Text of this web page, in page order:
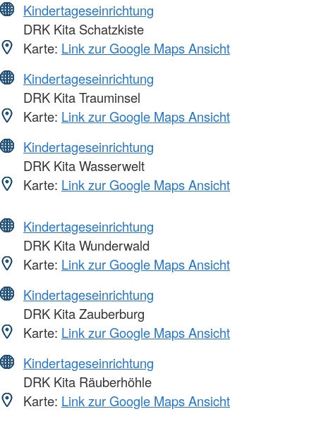
Kindertageseinrichtung
DRK Kita Schatzkiste
Karte: Link zur Google Maps Ansicht
Kindertageseinrichtung
DRK Kita Trauminsel
Karte: Link zur Google Maps Ansicht
Kindertageseinrichtung
DRK Kita Wasserwelt
Karte: Link zur Google Maps Ansicht
Kindertageseinrichtung
DRK Kita Wunderwald
Karte: Link zur Google Maps Ansicht
Kindertageseinrichtung
DRK Kita Zauberburg
Karte: Link zur Google Maps Ansicht
Kindertageseinrichtung
DRK Kita Räuberhöhle
Karte: Link zur Google Maps Ansicht